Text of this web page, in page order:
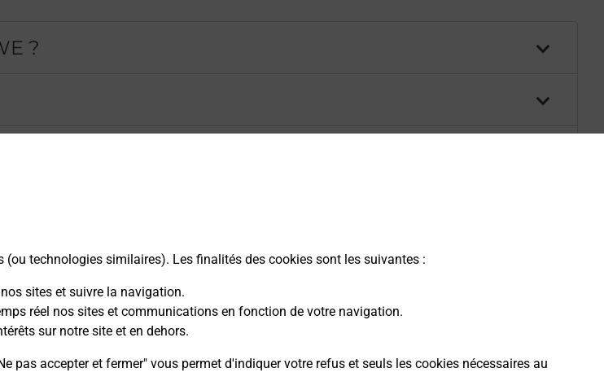
(ou technologies similaires). Les finalités des cookies sont les suivantes :
sites et suivre la navigation.
réel nos sites et communications en fonction de votre navigation.
sur notre site et en dehors.
pas accepter et fermer" vous permet d'indiquer votre refus et seuls les cookies nécessaires au
?
de Poste ?
?